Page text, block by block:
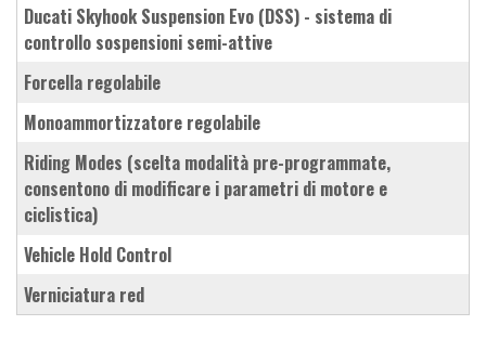
Ducati Skyhook Suspension Evo (DSS) - sistema di
controllo sospensioni semi-attive
forcella regolabile
monoammortizzatore regolabile
Riding Modes (scelta modalità pre-programmate,
consentono di modificare i parametri di motore e
ciclistica)
Vehicle Hold Control
verniciatura red